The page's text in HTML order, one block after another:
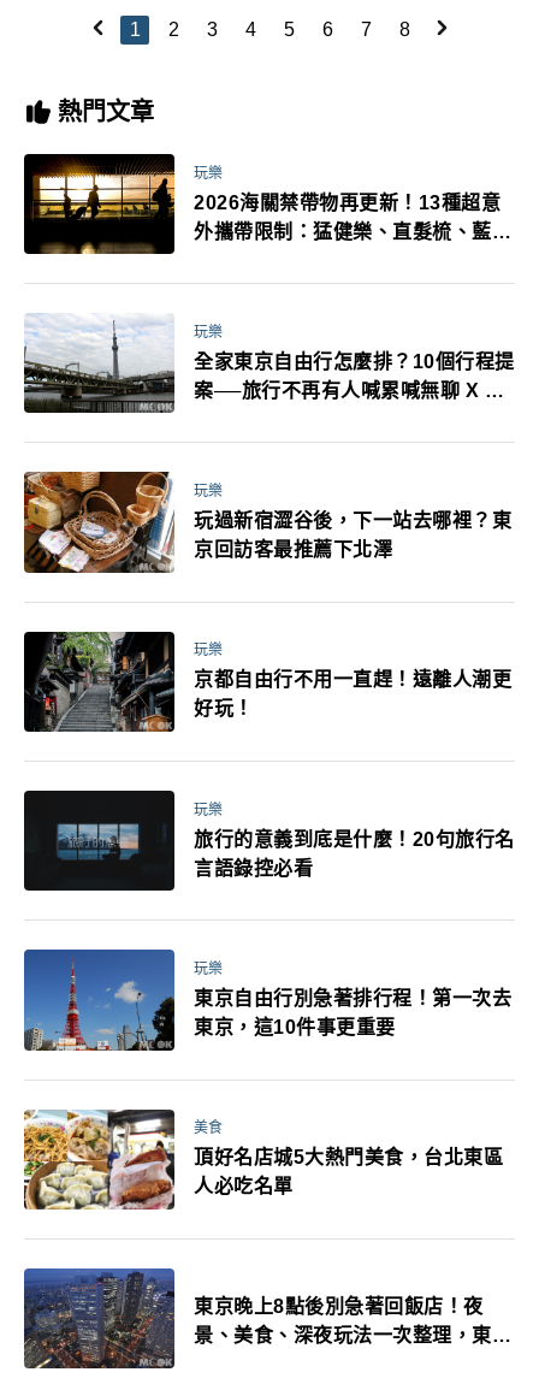
1 2 3 4 5 6 7 8
熱門文章
玩樂
2026海關禁帶物再更新！13種超意
外攜帶限制：猛健樂、直髮梳、藍牙
萬！注意事項一次看！
玩樂
全家東京自由行怎麼排？10個行程提
案──旅行不再有人喊累喊無聊 X 爸
玩樂
玩過新宿澀谷後，下一站去哪裡？東
京回訪客最推薦下北澤
玩樂
京都自由行不用一直趕！遠離人潮更
好玩！
玩樂
旅行的意義到底是什麼！20句旅行名
言語錄控必看
玩樂
東京自由行別急著排行程！第一次去
東京，這10件事更重要
美食
頂好名店城5大熱門美食，台北東區
人必吃名單
東京晚上8點後別急著回飯店！夜
景、美食、深夜玩法一次整理，東京